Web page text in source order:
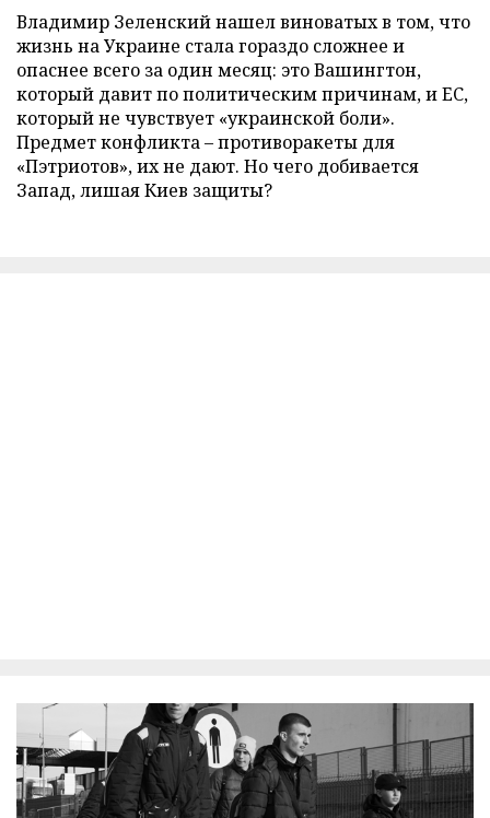
Владимир Зеленский нашел виноватых в том, что
жизнь на Украине стала гораздо сложнее и
опаснее всего за один месяц: это Вашингтон,
который давит по политическим причинам, и ЕС,
который не чувствует «украинской боли».
Предмет конфликта – противоракеты для
«Пэтриотов», их не дают. Но чего добивается
Запад, лишая Киев защиты?